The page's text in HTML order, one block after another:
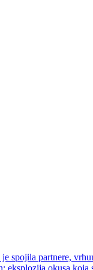
spojila partnere,